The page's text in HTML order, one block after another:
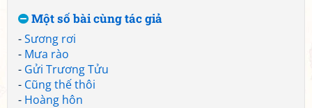
Một số bài cùng tác giả
-Sương rơi
- Mưa rào
- Gửi Trương Tửu
- Cũng thế thôi
- Hoàng hôn